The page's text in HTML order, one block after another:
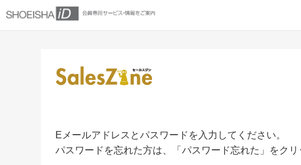
Eメールアドレスとパスワードを入力してください。
パスワードを忘れた方は、「パスワード忘れた」をク